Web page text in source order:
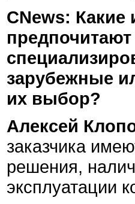
CNews:
зарубежные
их выбор?
Алексей
заказчика
решения,
эксплуатации